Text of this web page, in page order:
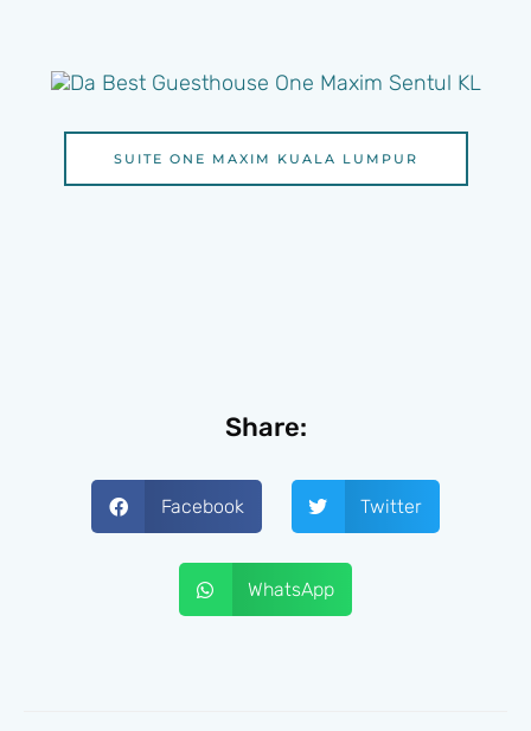
SUITE ONE MAXIM KUALA LUMPUR
Share:
Facebook Twitter
WhatsApp